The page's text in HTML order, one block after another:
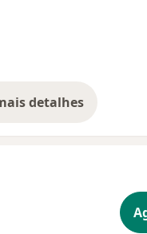
detalhes
sobre a experiência